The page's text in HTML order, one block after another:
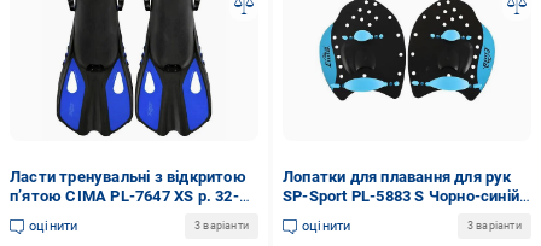
Ласти тренувальні з відкритою
п’ятою CIMA PL-7647 XS р. 32-36
Синій (34167976)
оцінити 3 варіанти
Лопатки для плавання для рук
SP-Sport PL-5883 S Чорно-синій
(34168044)
оцінити 3 варіанти